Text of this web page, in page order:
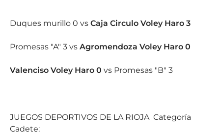
Duques murillo 0 vs Caja Circulo Voley Haro 3
Promesas "A" 3 vs Agromendoza Voley Haro 0
Valenciso Voley Haro 0 vs Promesas "B" 3
JUEGOS DEPORTIVOS DE LA RIOJA Categoría
Cadete: